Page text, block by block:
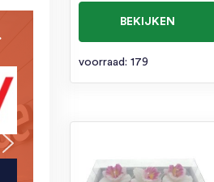
BEKIJKEN
voorraad: 179